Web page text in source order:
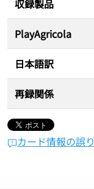
収録製品
PlayAgricola
日本語訳
再録関係
カード情報の誤